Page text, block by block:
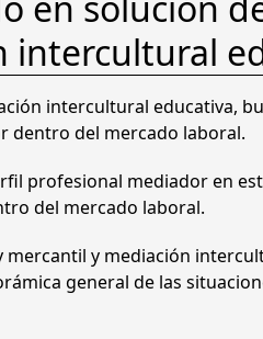
9
7
5
,
0
0
0
€
.
intercultural
intercultural educativa,
dentro del mercado laboral.
profesional mediador en
del mercado laboral.
y mediación
general de las